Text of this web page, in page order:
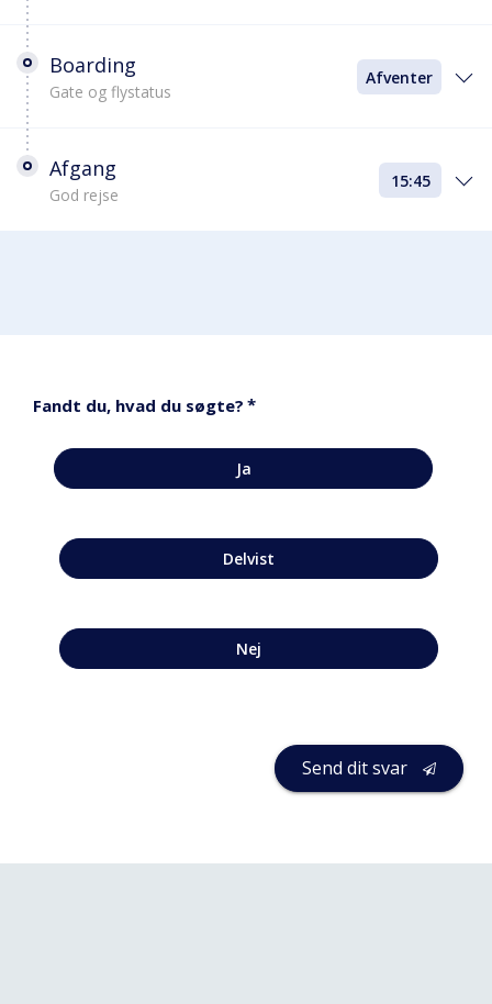
Boarding
Gate og flystatus
Afventer
Afgang
God rejse
15:45
Fandt du, hvad du søgte? *
Ja
Delvist
Nej
Send dit svar